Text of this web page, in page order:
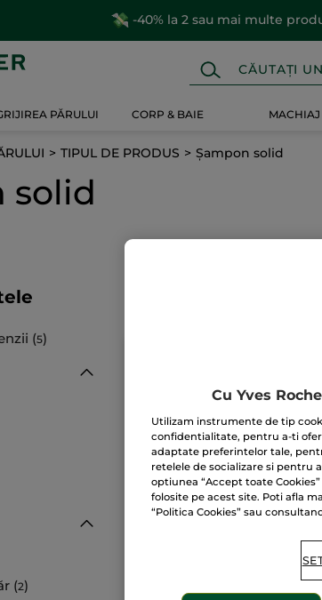
-40% la 2 sau mai multe
PĂRULUI CORP & BAIE MACHIAJ
TIPUL DE PRODUS Șampon solid
solid
(5)
(2)
(302)
Cu Yves
Utilizam instrumente de tip
confidentialitate, pentru a-ti
adaptate preferintelor tale,
retelele de socializare si pentru
optiunea “Accept toate
folosite pe acest site. Poti afla
“Politica Cookies” sau